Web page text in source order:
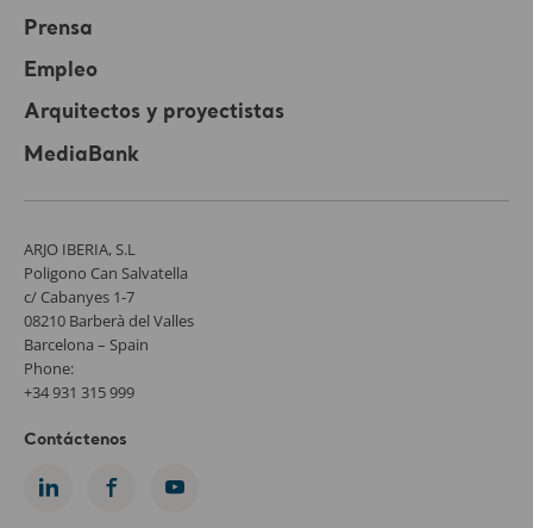
Prensa
Empleo
Arquitectos y proyectistas
MediaBank
ARJO IBERIA, S.L
Poligono Can Salvatella
c/ Cabanyes 1-7
08210 Barberà del Valles
Barcelona – Spain
Phone:
+34 931 315 999
Contáctenos